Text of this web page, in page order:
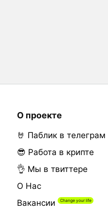
О проекте
🤘 Паблик в телеграм
😎 Работа в крипте
👌 Мы в твиттере
О Нас
Вакансии